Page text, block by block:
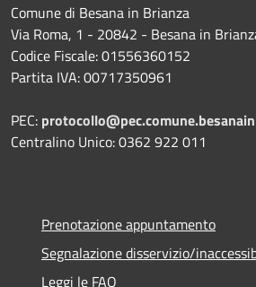
Comune di Besana in Brianza
Via Roma, 1 - 20842 - Besana in
Codice Fiscale: 01556360152
Partita IVA: 00717350961
PEC:
Centralino Unico: 0362 922 011
Prenotazione appuntamento
Segnalazione disservizio/
Leggi le FAQ